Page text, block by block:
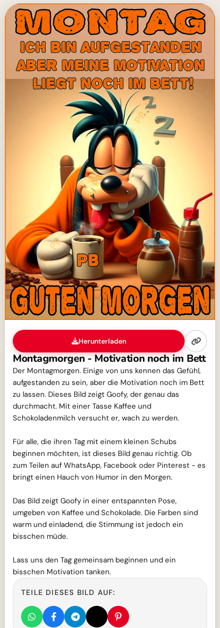
Herunterladen
Montagmorgen - Motivation noch im Bett
Der Montagmorgen. Einige von uns kennen das Gefühl,
aufgestanden zu sein, aber die Motivation noch im Bett
zu lassen. Dieses Bild zeigt Goofy, der genau das
durchmacht. Mit einer Tasse Kaffee und
Schokoladenmilch versucht er, wach zu werden.
Für alle, die ihren Tag mit einem kleinen Schubs
beginnen möchten, ist dieses Bild genau richtig. Ob
zum Teilen auf WhatsApp, Facebook oder Pinterest - es
bringt einen Hauch von Humor in den Morgen.
Das Bild zeigt Goofy in einer entspannten Pose,
umgeben von Kaffee und Schokolade. Die Farben sind
warm und einladend, die Stimmung ist jedoch ein
bisschen müde.
Lass uns den Tag gemeinsam beginnen und ein
bisschen Motivation tanken.
TEILE DIESES BILD AUF: